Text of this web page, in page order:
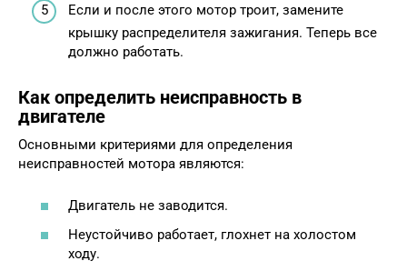
Если и после этого мотор троит, замените
крышку распределителя зажигания. Теперь все
должно работать.
Как определить неисправность в
двигателе
Основными критериями для определения
неисправностей мотора являются:
Двигатель не заводится.
Неустойчиво работает, глохнет на холостом
ходу.